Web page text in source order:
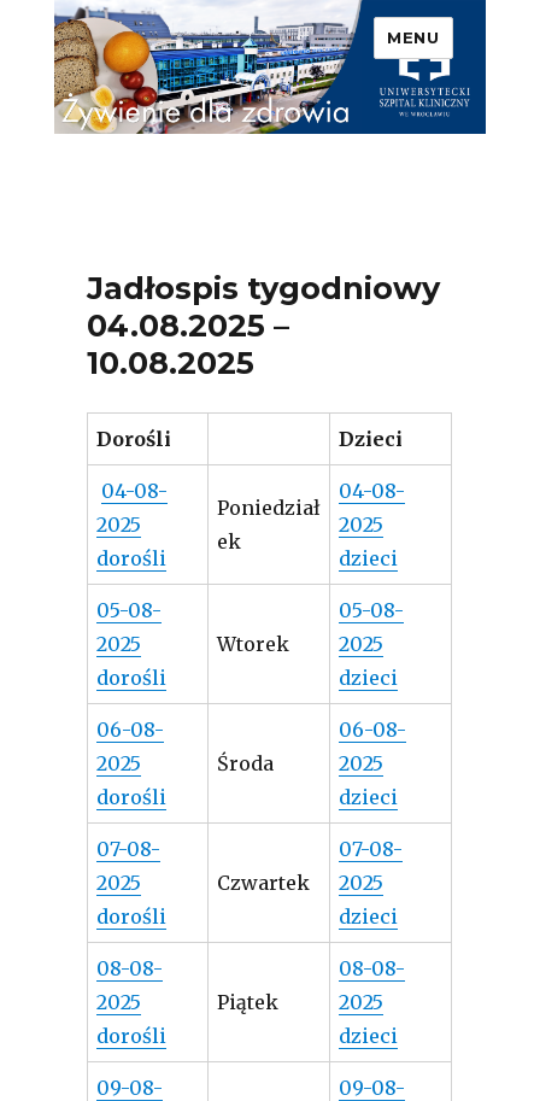
Uniwersytecki Szpital
Kliniczny we Wrocławiu –
Żywienie dla zdrowia
MENU
Jadłospis tygodniowy
04.08.2025 –
10.08.2025
Dorośli Dzieci
04-08-
2025
dorośli
Poniedział
ek
04-08-
2025
dzieci
05-08-
2025
dorośli
Wtorek
05-08-
2025
dzieci
06-08-
2025
dorośli
Środa
06-08-
2025
dzieci
07-08-
2025
dorośli
Czwartek
07-08-
2025
dzieci
08-08-
2025
dorośli
Piątek
08-08-
2025
dzieci
09-08-
09-08-